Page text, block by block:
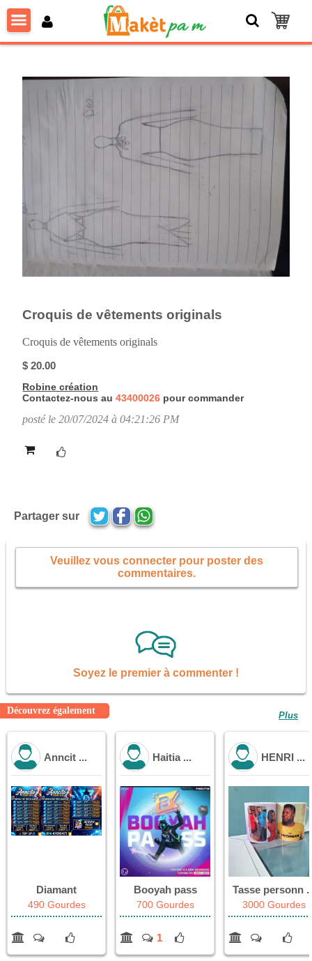
Croquis de vêtements originals
Croquis de vêtements originals
$ 20.00
Robine création
Contactez-nous au43400026 pour commander
posté le 20/07/2024 à 04:21:26 PM
Partager sur
Veuillez vous connecter pour poster des
commentaires.
Soyez le premier à commenter !
Découvrez également
Anncit ...
Diamant
490 Gourdes
Haitia ...
Booyah pass
700 Gourdes
1
HENRI ...
Tasse personn
3000 Gourdes
Plus